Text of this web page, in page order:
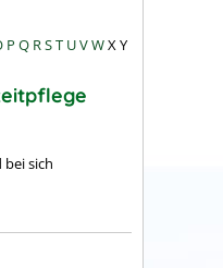
P Q RST UVWXY
sich